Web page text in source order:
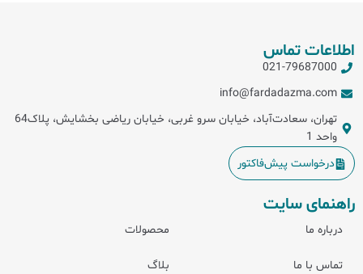
اطلاعات تماس
021-79687000
info@fardadazma.com
تهران، سعادت‌آباد، خیابان سرو غربی، خیابان ریاضی بخشایش، پلاک64
واحد 1
راهنمای سایت
درباره ما محصولات
تماس با ما بلاگ
درخواست پیش‌فاکتور